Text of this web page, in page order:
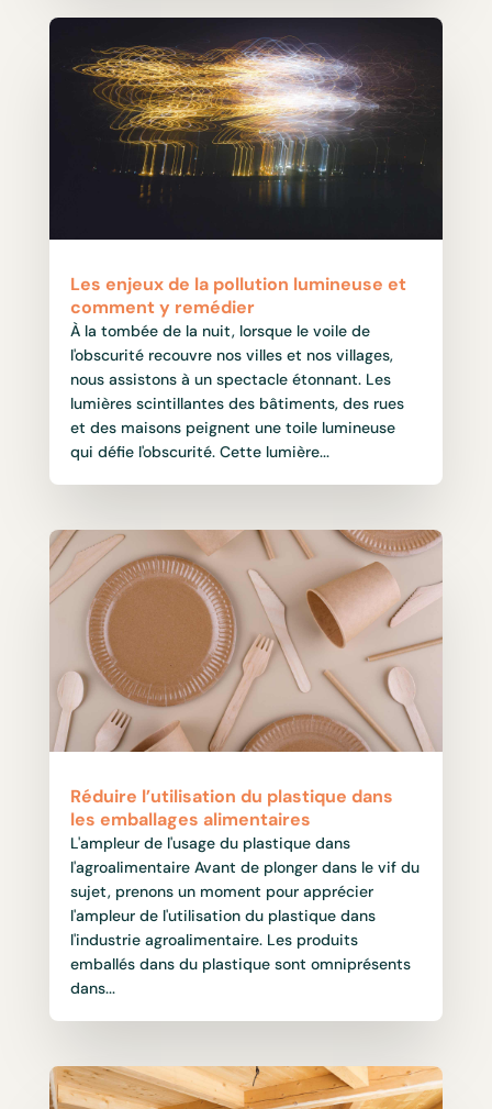
Les enjeux de la pollution lumineuse et
comment y remédier
À la tombée de la nuit, lorsque le voile de
l'obscurité recouvre nos villes et nos villages,
nous assistons à un spectacle étonnant. Les
lumières scintillantes des bâtiments, des rues
et des maisons peignent une toile lumineuse
qui défie l'obscurité. Cette lumière...
Réduire l’utilisation du plastique dans
les emballages alimentaires
L'ampleur de l'usage du plastique dans
l'agroalimentaire Avant de plonger dans le vif du
sujet, prenons un moment pour apprécier
l'ampleur de l'utilisation du plastique dans
l'industrie agroalimentaire. Les produits
emballés dans du plastique sont omniprésents
dans...